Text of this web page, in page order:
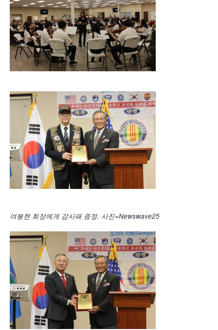
여봉현 회장에게 감사패 증정. 사진=Newswave25